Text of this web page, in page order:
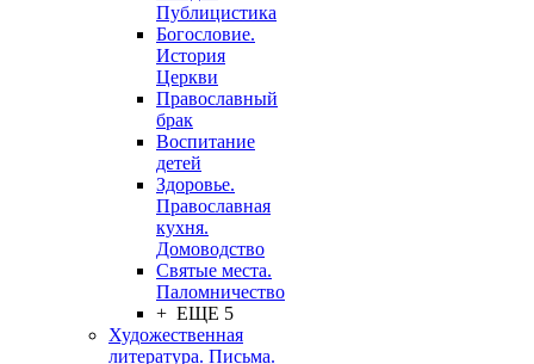
Публицистика
Богословие.
История
Церкви
Православный
брак
Воспитание
детей
Здоровье.
Православная
кухня.
Домоводство
Святые места.
Паломничество
+ ЕЩЕ 5
Художественная
литература. Письма.